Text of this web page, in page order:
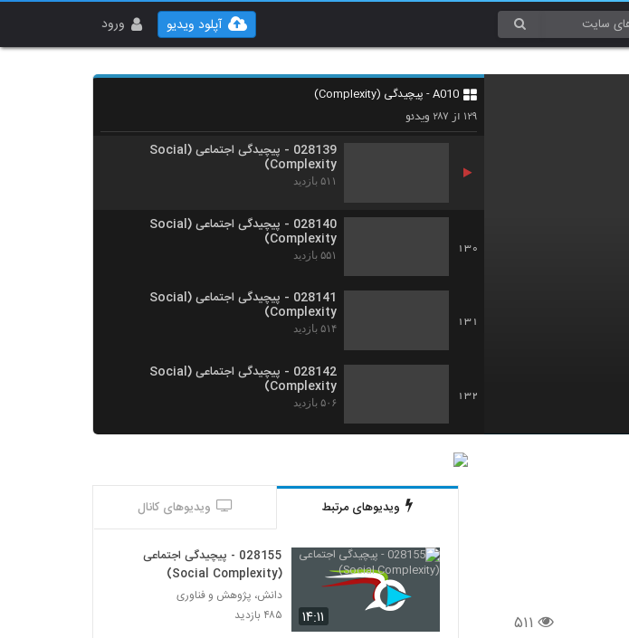
ورود آپلود ویدیو
A010 - پیچیدگی (Complexity)
۱۲۹ از ۲۸۷ ویدئو
128
028138 - نظریه شبکه (Network Theory)
۵۷۹ بازدید
028139 - پیچیدگی اجتماعی (Social
Complexity)
۵۱۱ بازدید
130
028140 - پیچیدگی اجتماعی (Social
Complexity)
۵۵۱ بازدید
131
028141 - پیچیدگی اجتماعی (Social
Complexity)
۵۱۴ بازدید
132
028142 - پیچیدگی اجتماعی (Social
Complexity)
۵۰۶ بازدید
133
028144 - پیچیدگی اجتماعی (Social
Complexity)
۵۰۱ بازدید
028145 - پیچیدگی اجتماعی (Social
Complexity)
۵۰۲ بازدید ۵۱۱
ویدیوهای مرتبط ویدیوهای کانال
۱۴:۱۱
028155 - پیچیدگی اجتماعی
(Social Complexity)
دانش، پژوهش و فناوری
۴۸۵ بازدید